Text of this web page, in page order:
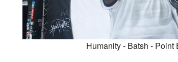
Humanity - Batsh - Point